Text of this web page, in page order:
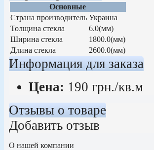
Основные
Страна производитель Украина
Толщина стекла
6.0(мм)
Ширина стекла
1800.0(мм)
Длина стекла
2600.0(мм)
Информация для заказа
Цена: 190 грн./кв.м
Отзывы о товаре
Добавить отзыв
О нашей компании